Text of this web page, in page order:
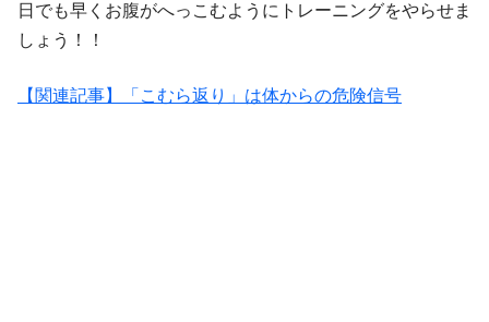
日でも早くお腹がへっこむようにトレーニングをやらせま
しょう！！
【関連記事】「こむら返り」は体からの危険信号